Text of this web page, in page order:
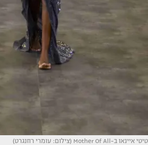
טיטי איינאו ב-Mother Of All (צילום: עומרי רוזנגרט)